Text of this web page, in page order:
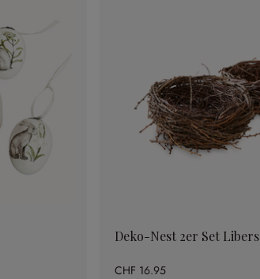
Deko-Nest 2er Set Libers
CHF 16.95